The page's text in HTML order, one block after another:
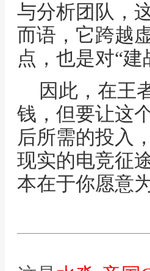
与分析团队，
而语，它跨越
点，也是对“
因此，在王
钱，但要让这
后所需的投入
现实的电竞征
本在于你愿意